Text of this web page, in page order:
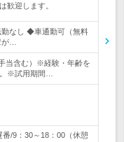
歓迎します。
なし ◆車通勤可（無料
…
当含む）※経験・年齢を
※試用期間…
/9：30～18：00（休憩